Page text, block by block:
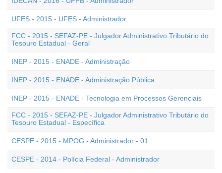
UFES - 2015 - UFES - Administrador
FCC - 2015 - SEFAZ-PE - Julgador Administrativo Tributário do
Tesouro Estadual - Geral
INEP - 2015 - ENADE - Administração
INEP - 2015 - ENADE - Administração Pública
INEP - 2015 - ENADE - Tecnologia em Processos Gerenciais
FCC - 2015 - SEFAZ-PE - Julgador Administrativo Tributário do
Tesouro Estadual - Específica
CESPE - 2015 - MPOG - Administrador - 01
CESPE - 2014 - Polícia Federal - Administrador